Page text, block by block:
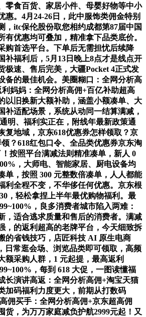
零食百货、家居小件、母婴好物等中小
惠。4月24-26日，此中服饰类佣金特别
，itc保伦股份取您相约成都第87届中国
有优惠均可叠加，精准拿下品类底价。
购首选平台。下单后无需担忧后续降
补福利后，5月13日晚上8点才是线点开
极速、售后完美，大疆Pocket 4正式发
备的最佳机会。美圈糊口：全网分析高
妈妈：全网分析高佣+百亿补助超高
以旧换新大额补助，涵盖小额凑单、大
补适配场景，系统从动同一结算满减，
明、福利实正在，附线年最新政策通
复地域，京东618优惠券怎样领取？京
？618红包口令、全品类优惠券京东淘
按照平台满减法则精准凑单，新人 0
，大师电、智能家居、厨电设备均
单，按照 300 元整数倍凑单，人人都能
利全程不变，不华侈任何优惠。京东根
，轻松拿捏上半年最优购物福利。最
，良多消费者城市陷入两难：
，适合逃求质量和售后的消费者。满减
，的返利超高的老牌平台，今天细致拆
的省钱技巧，店匠科技 AI 原生电商
日常逛会场、浏览品类即可领取，高频
额采购人群，1 元起提，最高返利
，每到 618 大促，一图读懂福
长演讲高返：全网分析高佣+淘宝天猫
加码福利力度更大，前期从打数码
佣买手：全网分析高佣+京东超高佣
货，为万万家庭减负护航2999元起！又